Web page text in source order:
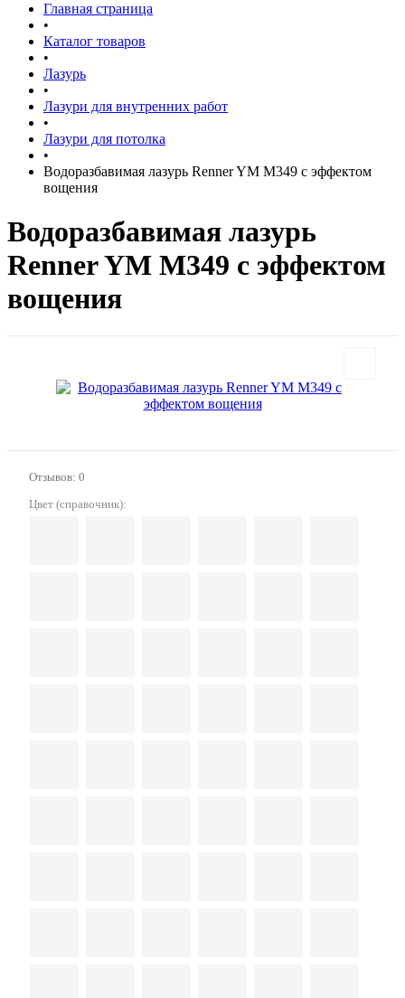
Главная страница
•
Каталог товаров
•
Лазурь
•
Лазури для внутренних работ
•
Лазури для потолка
•
Водоразбавимая лазурь Renner YM M349 с эффектом
вощения
Водоразбавимая лазурь
Renner YM M349 с эффектом
вощения
Отзывов: 0
Цвет (справочник):